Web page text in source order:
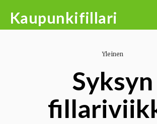
Kaupunkifillari
Yleinen
Syksyn